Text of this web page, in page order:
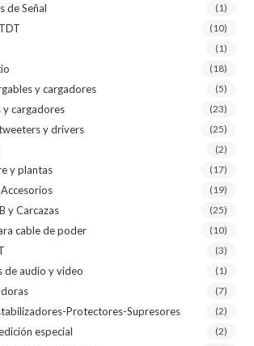
de Señal (1)
(10)
(1)
(18)
y cargadores (5)
y cargadores (23)
y drivers (25)
(2)
y plantas (17)
(19)
y Carcazas (25)
cable de poder (10)
(3)
de audio y video (1)
(7)
Protectores-Supresores (2)
especial (2)